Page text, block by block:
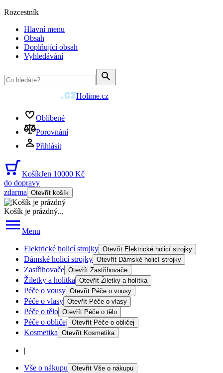
Rozcestník
Hlavní menu
Obsah
Doplňující obsah
Vyhledávání
Holime.cz
Oblíbené
Porovnání
Přihlásit
KošíkJen 10000 Kč
do dopravy
zdarma Otevřít košík
Košík je prázdný...
Menu
Elektrické holicí strojky Otevřít Elektrické holicí strojky
Dámské holicí strojky Otevřít Dámské holicí strojky
Zastřihovače Otevřít Zastřihovače
Žiletky a holítka Otevřít Žiletky a holítka
Péče o vousy Otevřít Péče o vousy
Péče o vlasy Otevřít Péče o vlasy
Péče o tělo Otevřít Péče o tělo
Péče o obličej Otevřít Péče o obličej
Kosmetika Otevřít Kosmetika
|
Vše o nákupu Otevřít Vše o nákupu